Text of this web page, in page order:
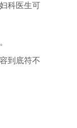
科医生可
到底符不